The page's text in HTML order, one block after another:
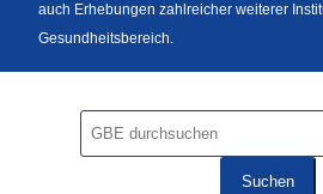
auch Erhebungen zahlreicher weiterer
Gesundheitsbereich.
Suchen